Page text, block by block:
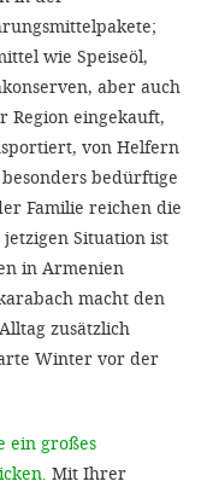
wie Speiseöl,
aber auch
Region eingekauft,
von Helfern
bedürftige
Familie reichen die
Situation ist
in Armenien
macht den
zusätzlich
Winter vor der
ein großes
Mit Ihrer